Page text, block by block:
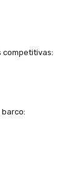
competitivas: